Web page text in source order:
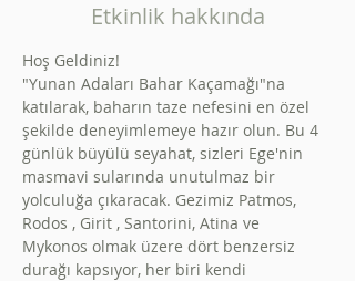
Etkinlik hakkında
Hoş Geldiniz!
"Yunan Adaları Bahar Kaçamağı"na
katılarak, baharın taze nefesini en özel
şekilde deneyimlemeye hazır olun. Bu 4
günlük büyülü seyahat, sizleri Ege'nin
masmavi sularında unutulmaz bir
yolculuğa çıkaracak. Gezimiz Patmos,
Rodos , Girit , Santorini, Atina ve
Mykonos olmak üzere dört benzersiz
durağı kapsıyor, her biri kendi